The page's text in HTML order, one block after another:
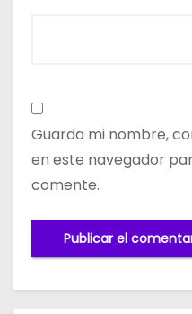
Guarda mi nombre,
en este navegador
comente.